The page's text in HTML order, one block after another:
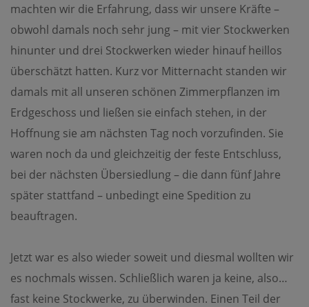
machten wir die Erfahrung, dass wir unsere Kräfte –
obwohl damals noch sehr jung – mit vier Stockwerken
hinunter und drei Stockwerken wieder hinauf heillos
überschätzt hatten. Kurz vor Mitternacht standen wir
damals mit all unseren schönen Zimmerpflanzen im
Erdgeschoss und ließen sie einfach stehen, in der
Hoffnung sie am nächsten Tag noch vorzufinden. Sie
waren noch da und gleichzeitig der feste Entschluss,
bei der nächsten Übersiedlung – die dann fünf Jahre
später stattfand – unbedingt eine Spedition zu
beauftragen.
Jetzt war es also wieder soweit und diesmal wollten wir
es nochmals wissen. Schließlich waren ja keine, also…
fast keine Stockwerke, zu überwinden. Einen Teil der